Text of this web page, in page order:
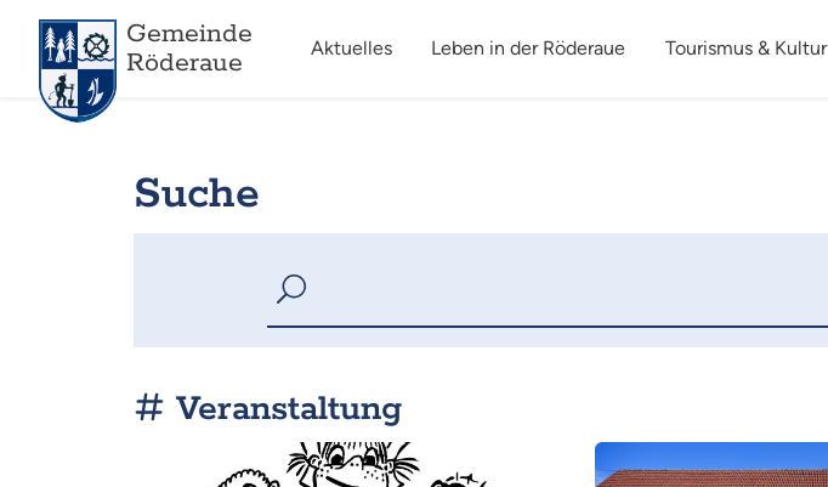
Gemeinde
Röderaue
Aktuelles Leben in der Röderaue Tourismus & Kultur
Suche
Veranstaltung
Mehr